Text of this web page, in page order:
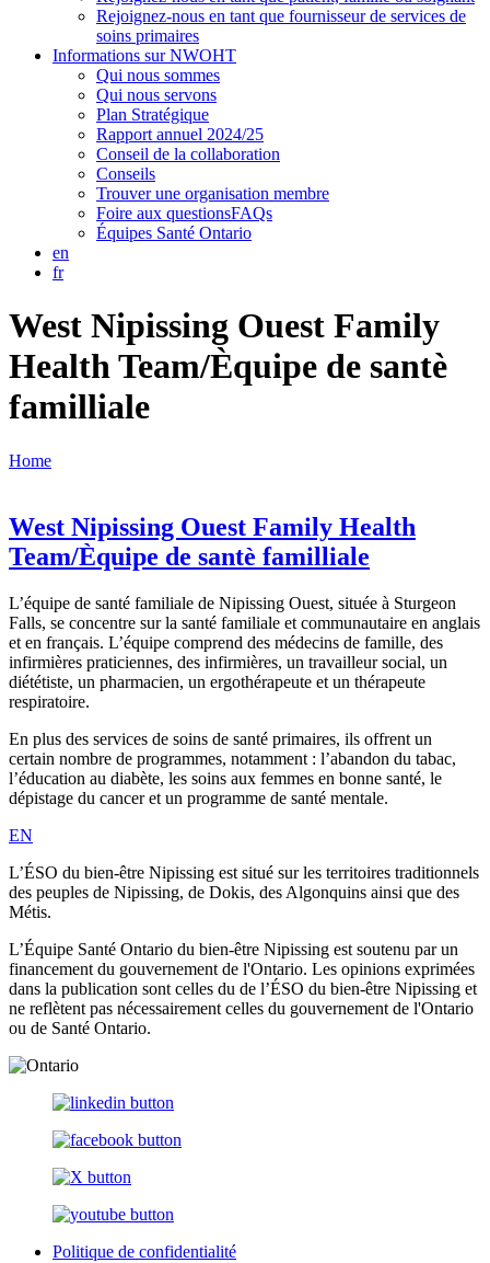
Rejoignez-nous en tant que fournisseur de services de
soins primaires
Informations sur NWOHT
Qui nous sommes
Qui nous servons
Plan Stratégique
Rapport annuel 2024/25
Conseil de la collaboration
Conseils
Trouver une organisation membre
Foire aux questionsFAQs
Équipes Santé Ontario
en
fr
West Nipissing Ouest Family
Health Team/Èquipe de santè
familliale
Home
West Nipissing Ouest Family Health
Team/Èquipe de santè familliale
L’équipe de santé familiale de Nipissing Ouest, située à Sturgeon
Falls, se concentre sur la santé familiale et communautaire en anglais
et en français. L’équipe comprend des médecins de famille, des
infirmières praticiennes, des infirmières, un travailleur social, un
diététiste, un pharmacien, un ergothérapeute et un thérapeute
respiratoire.
En plus des services de soins de santé primaires, ils offrent un
certain nombre de programmes, notamment : l’abandon du tabac,
l’éducation au diabète, les soins aux femmes en bonne santé, le
dépistage du cancer et un programme de santé mentale.
EN
L’ÉSO du bien-être Nipissing est situé sur les territoires traditionnels
des peuples de Nipissing, de Dokis, des Algonquins ainsi que des
Métis.
L’Équipe Santé Ontario du bien-être Nipissing est soutenu par un
financement du gouvernement de l'Ontario. Les opinions exprimées
dans la publication sont celles du de l’ÉSO du bien-être Nipissing et
ne reflètent pas nécessairement celles du gouvernement de l'Ontario
ou de Santé Ontario.
Politique de confidentialité